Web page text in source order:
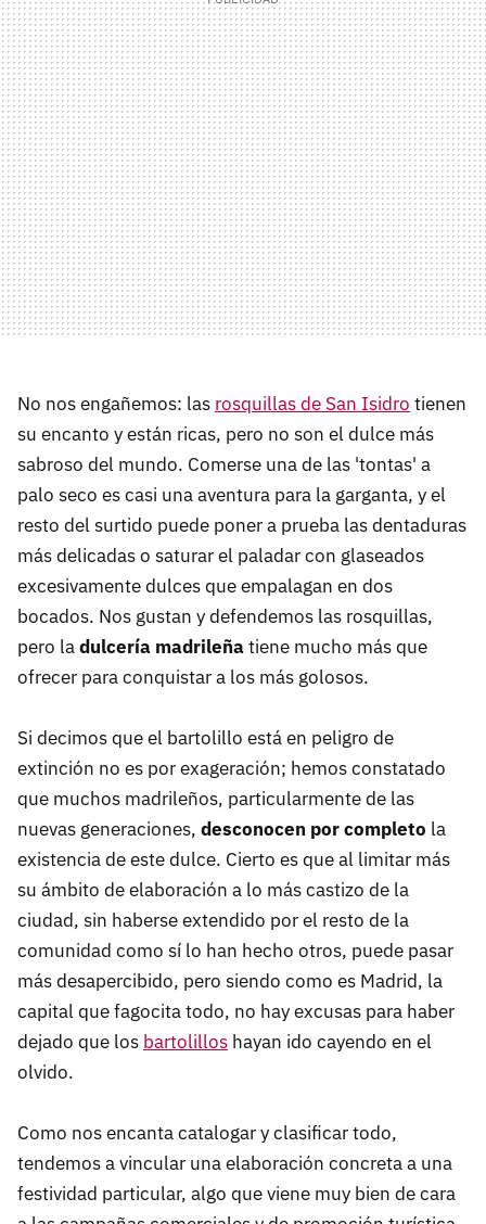
No nos engañemos: las rosquillas de San Isidro tienen
su encanto y están ricas, pero no son el dulce más
sabroso del mundo. Comerse una de las 'tontas' a
palo seco es casi una aventura para la garganta, y el
resto del surtido puede poner a prueba las dentaduras
más delicadas o saturar el paladar con glaseados
excesivamente dulces que empalagan en dos
bocados. Nos gustan y defendemos las rosquillas,
pero ladulcería madrileñatiene mucho más que
ofrecer para conquistar a los más golosos.
Si decimos que el bartolillo está en peligro de
extinción no es por exageración; hemos constatado
que muchos madrileños, particularmente de las
nuevas generaciones, desconocen por completo la
existencia de este dulce. Cierto es que al limitar más
su ámbito de elaboración a lo más castizo de la
ciudad, sin haberse extendido por el resto de la
comunidad como sí lo han hecho otros, puede pasar
más desapercibido, pero siendo como es Madrid, la
capital que fagocita todo, no hay excusas para haber
dejado que los bartolillos hayan ido cayendo en el
olvido.
Como nos encanta catalogar y clasificar todo,
tendemos a vincular una elaboración concreta a una
festividad particular, algo que viene muy bien de cara